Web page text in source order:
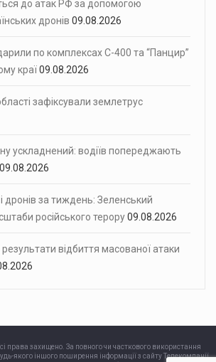
до атак РФ за допомогою
дронів 09.08.2026
по комплексах С-400 та “Панцир”
краї09.08.2026
зафіксували землетрус
ускладнений: водіїв попереджають
09.08.2026
дронів за тиждень: Зеленський
російського терору09.08.2026
відбиття масованої атаки
права захищено. За повного чи часткового використання
якого іншого поширення інформації з сайту Телекомпанії